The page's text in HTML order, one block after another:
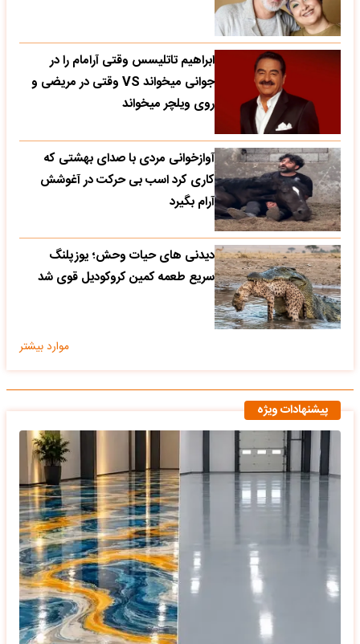
ابراهیم تاتلیسس وقتی آرامام را در
جوانی میخواند VS وقتی در مریضی و
روی ویلچر میخواند
آوازخوانی مردی با صدای بهشتی که
کاری کرد اسب بی حرکت در آغوشش
آرام بگیرد
دیدنی های حیات وحش؛ یوزپلنگ
سریع طعمه کمین کروکودیل قوی شد
موارد بیشتر
پیشنهادات ویژه